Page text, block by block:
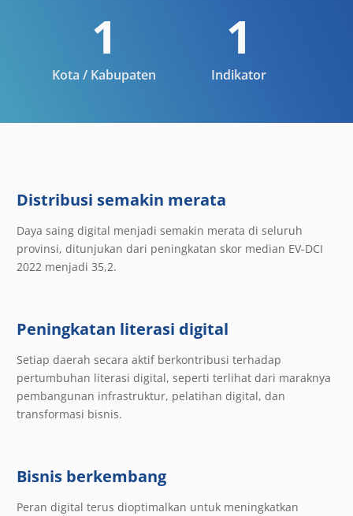
1
Kota / Kabupaten
1
Indikator
Distribusi semakin merata
Daya saing digital menjadi semakin merata di seluruh
provinsi, ditunjukan dari peningkatan skor median EV-DCI
2022 menjadi 35,2.
Peningkatan literasi digital
Setiap daerah secara aktif berkontribusi terhadap
pertumbuhan literasi digital, seperti terlihat dari maraknya
pembangunan infrastruktur, pelatihan digital, dan
transformasi bisnis.
Bisnis berkembang
Peran digital terus dioptimalkan untuk meningkatkan